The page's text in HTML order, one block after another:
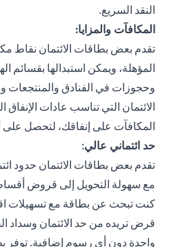
النقد السريع.
المكافآت والمزايا:
تقدم بعض بطاقات الائتمان نقاط
المؤهلة، ويمكن استبدالها بقسائم
وحجوزات في الفنادق والمنتجعات
الائتمان التي تناسب عادات
المكافآت على إنفاقك، لتحصل على
حد ائتماني عالي:
تقدم بعض بطاقات الائتمان حدود
مع سهولة التحويل إلى قروض
كنت تبحث عن بطاقة مع تسهيلات
قرض تريده من حد الائتمان
واحدة دون أي رسوم إضافية. توفر